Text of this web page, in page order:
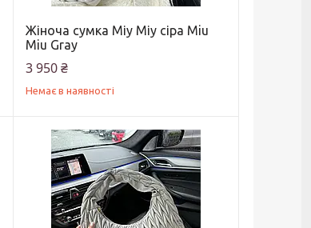
Жіноча сумка Міу Міу сіра Miu
Miu Gray
3 950 ₴
Немає в наявності